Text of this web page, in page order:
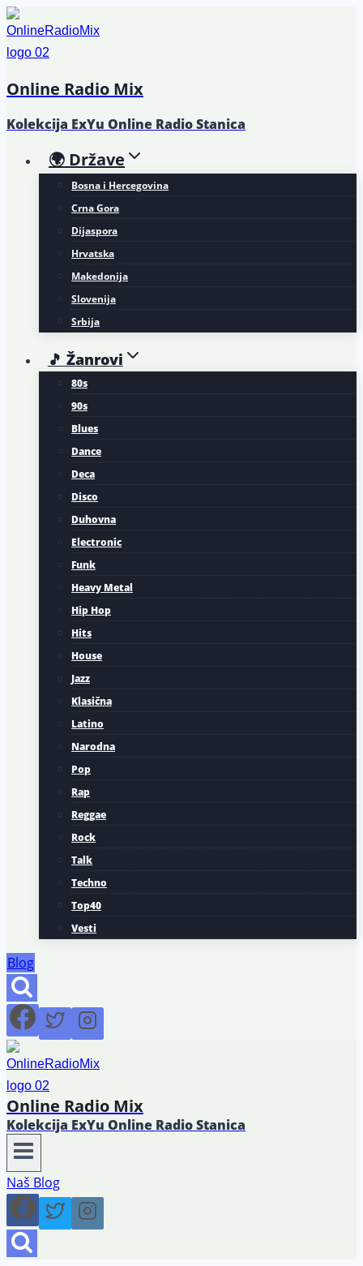
Skip
to
content
Online Radio Mix
Kolekcija ExYu Online Radio Stanica
🌍 Države
Bosna i Hercegovina
Crna Gora
Dijaspora
Hrvatska
Makedonija
Slovenija
Srbija
🎵 Žanrovi
80s
90s
Blues
Dance
Deca
Disco
Duhovna
Electronic
Funk
Heavy Metal
Hip Hop
Hits
House
Jazz
Klasična
Latino
Narodna
Pop
Rap
Reggae
Rock
Talk
Techno
Top40
Vesti
Blog
Online Radio Mix
Kolekcija ExYu Online Radio Stanica
Naš Blog